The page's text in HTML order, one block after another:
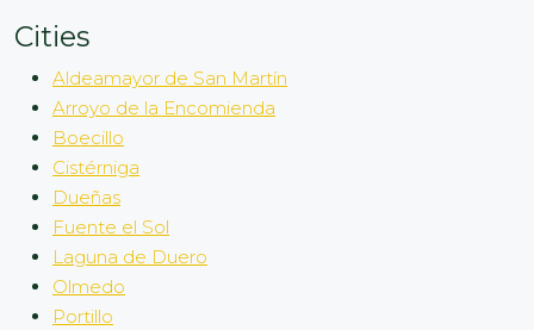
Cities
Aldeamayor de San Martín
Arroyo de la Encomienda
Boecillo
Cistérniga
Dueñas
Fuente el Sol
Laguna de Duero
Olmedo
Portillo